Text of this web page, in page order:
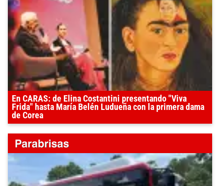
En CARAS: de Elina Costantini presentando "Viva
Frida" hasta María Belén Ludueña con la primera dama
de Corea